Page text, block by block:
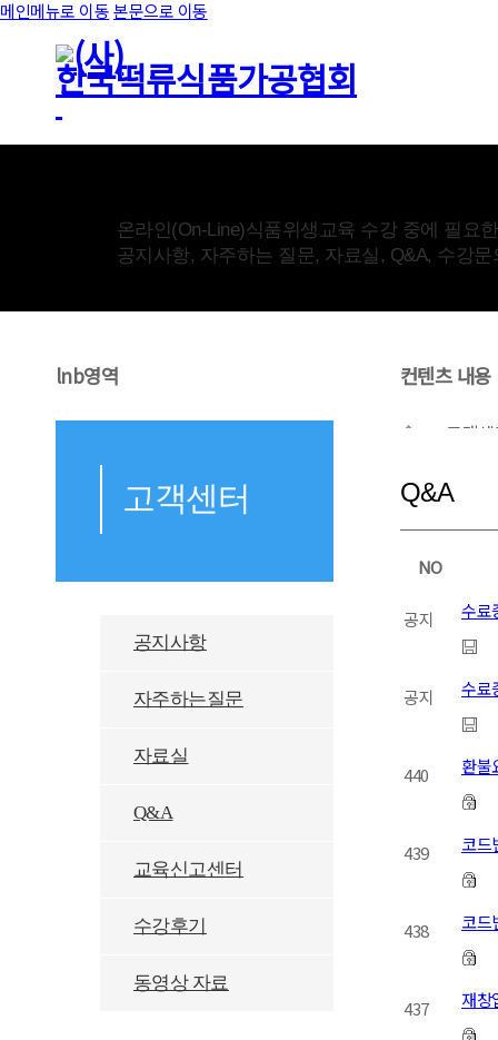
메인메뉴로 이동본문으로 이동
온라인(On-Line)식품위생교육 수강 중에 필요한
공지사항, 자주하는 질문, 자료실, Q&A, 수강
lnb영역
고객센터
공지사항
자주하는질문
자료실
Q&A
교육신고센터
수강후기
동영상 자료
컨텐츠 내용
고객
Q&A
NO
공지 수료
공지 수료
440 환불
439 코드
438 코드
437 재창